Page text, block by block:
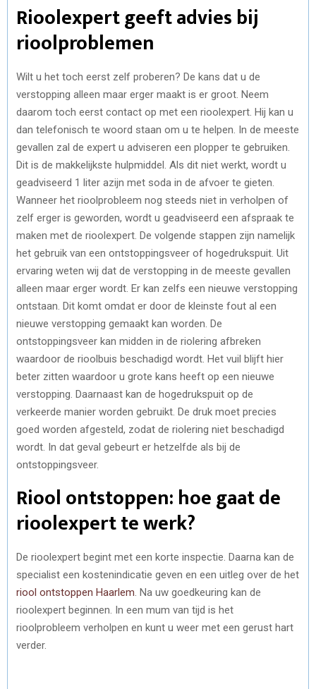
Rioolexpert geeft advies bij
rioolproblemen
Wilt u het toch eerst zelf proberen? De kans dat u de
verstopping alleen maar erger maakt is er groot. Neem
daarom toch eerst contact op met een rioolexpert. Hij kan u
dan telefonisch te woord staan om u te helpen. In de meeste
gevallen zal de expert u adviseren een plopper te gebruiken.
Dit is de makkelijkste hulpmiddel. Als dit niet werkt, wordt u
geadviseerd 1 liter azijn met soda in de afvoer te gieten.
Wanneer het rioolprobleem nog steeds niet in verholpen of
zelf erger is geworden, wordt u geadviseerd een afspraak te
maken met de rioolexpert. De volgende stappen zijn namelijk
het gebruik van een ontstoppingsveer of hogedrukspuit. Uit
ervaring weten wij dat de verstopping in de meeste gevallen
alleen maar erger wordt. Er kan zelfs een nieuwe verstopping
ontstaan. Dit komt omdat er door de kleinste fout al een
nieuwe verstopping gemaakt kan worden. De
ontstoppingsveer kan midden in de riolering afbreken
waardoor de rioolbuis beschadigd wordt. Het vuil blijft hier
beter zitten waardoor u grote kans heeft op een nieuwe
verstopping. Daarnaast kan de hogedrukspuit op de
verkeerde manier worden gebruikt. De druk moet precies
goed worden afgesteld, zodat de riolering niet beschadigd
wordt. In dat geval gebeurt er hetzelfde als bij de
ontstoppingsveer.
Riool ontstoppen: hoe gaat de
rioolexpert te werk?
De rioolexpert begint met een korte inspectie. Daarna kan de
specialist een kostenindicatie geven en een uitleg over de het
riool ontstoppen Haarlem. Na uw goedkeuring kan de
rioolexpert beginnen. In een mum van tijd is het
rioolprobleem verholpen en kunt u weer met een gerust hart
verder.